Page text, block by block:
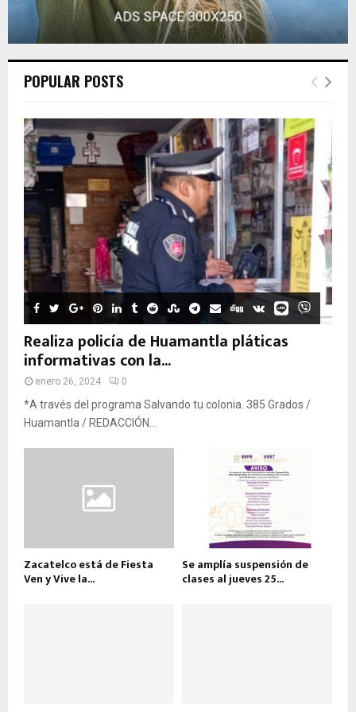
POPULAR POSTS
Realiza policía de Huamantla pláticas
informativas con la...
enero 26, 2024 0
*A través del programa Salvando tu colonia. 385 Grados /
Huamantla / REDACCIÓN...
Zacatelco está de Fiesta
Ven y Vive la...
Se amplía suspensión de
clases al jueves 25...